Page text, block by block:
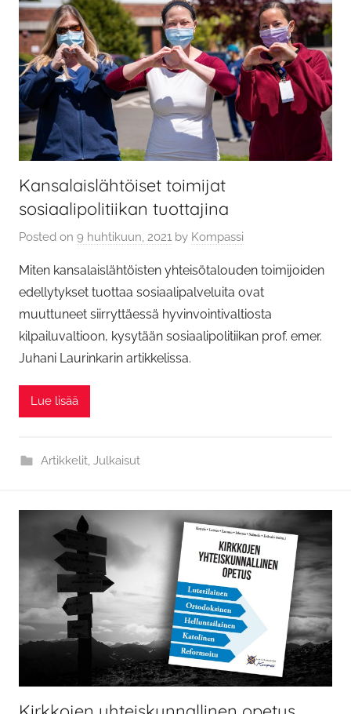
Kansalaislähtöiset toimijat
sosiaalipolitiikan tuottajina
Posted on 9 huhtikuun, 2021 by Kompassi
Miten kansalaislähtöisten yhteisötalouden toimijoiden
edellytykset tuottaa sosiaalipalveluita ovat
muuttuneet siirryttäessä hyvinvointivaltiosta
kilpailuvaltioon, kysytään sosiaalipolitiikan prof. emer.
Juhani Laurinkarin artikkelissa.
Lue lisää
Artikkelit, Julkaisut